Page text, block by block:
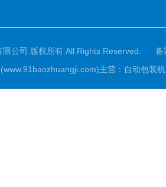
公司 版权所有 All Rights Reserved.
备
(www.91baozhuangji.com)主营：自动包